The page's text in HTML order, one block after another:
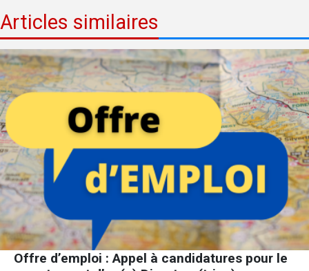
Articles similaires
Offre d’emploi : Appel à candidatures pour le